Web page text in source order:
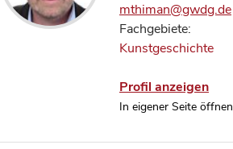
mthiman@gwdg.de
Fachgebiete:
Kunstgeschichte
Profil anzeigen
In eigener Seite öffnen